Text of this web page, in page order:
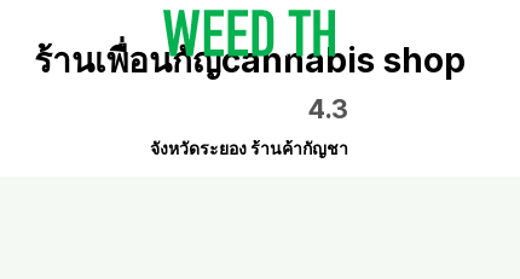
ร้านเพื่อนกัญcannabis shop
4.3
จังหวัดระยอง ร้านค้ากัญชา